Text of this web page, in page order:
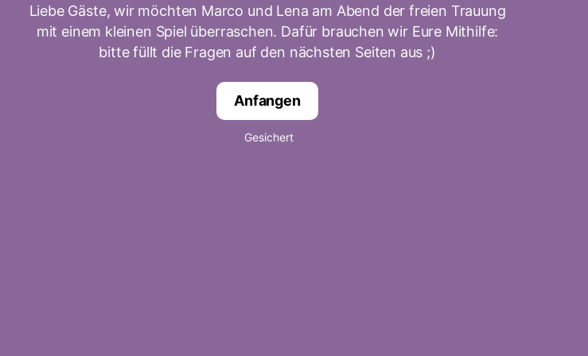
Liebe Gäste, wir möchten Marco und Lena am Abend der freien Trauung
mit einem kleinen Spiel überraschen. Dafür brauchen wir Eure Mithilfe:
bitte füllt die Fragen auf den nächsten Seiten aus ;)
Anfangen
Gesichert